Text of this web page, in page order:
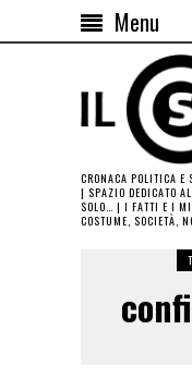
Menu
CRONACA POLITICA E
| SPAZIO DEDICATO
SOLO… | I FATTI E I
COSTUME, SOCIETÀ,